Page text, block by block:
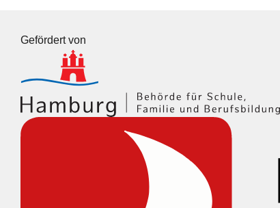
Gefördert von